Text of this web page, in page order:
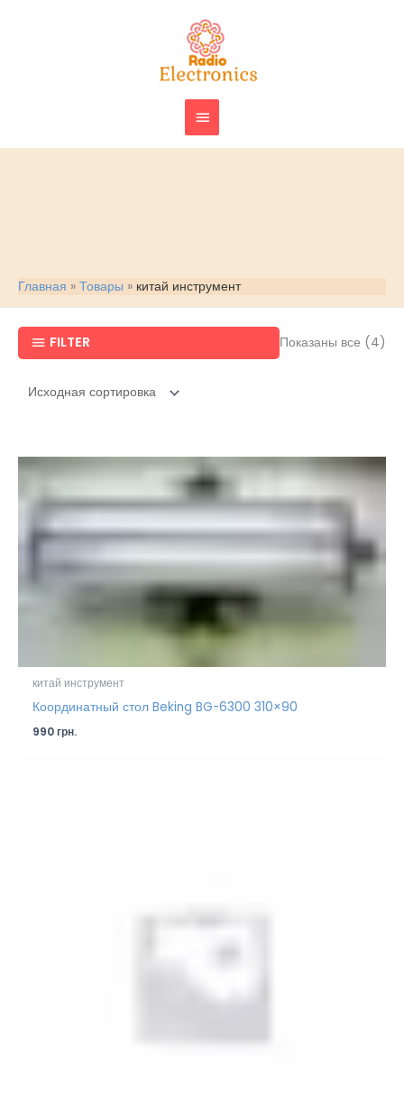
ГЛАВНОЕ
МЕНЮ
Главная Товары китай инструмент
FILTER Показаны все (4)
китай инструмент
Координатный стол Beking BG-6300 310×90
990грн.